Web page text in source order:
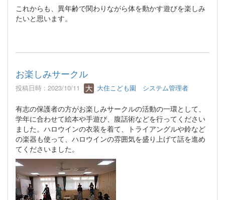
これからも、異年齢で関わりながら体を動かす遊びを楽しみ
たいと思います。
お楽しみサークル
投稿日時 : 2023/10/11 大住こども園 システム管理者
有志の保護者の方がお楽しみサークルの活動の一環として、
学年に合わせて絵本や手遊び、腹話術などを行ってください
ました。ハロウインの衣装を着て、トライアングルや鈴など
の楽器も使って、ハロウインの雰囲気を盛り上げて話を進め
てくださいました。